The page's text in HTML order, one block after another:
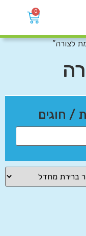
0
לצורה”
/ חוגים